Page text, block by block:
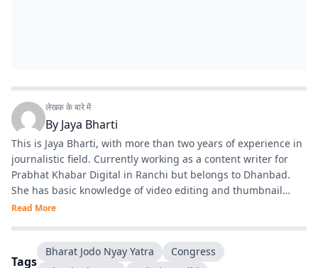
लेखक के बारे में
By Jaya Bharti
This is Jaya Bharti, with more than two years of experience in
journalistic field. Currently working as a content writer for
Prabhat Khabar Digital in Ranchi but belongs to Dhanbad.
She has basic knowledge of video editing and thumbnail
designing. She also does voice over and anchoring. In short
Read More
Tags
Bharat Jodo Nyay Yatra
Congress